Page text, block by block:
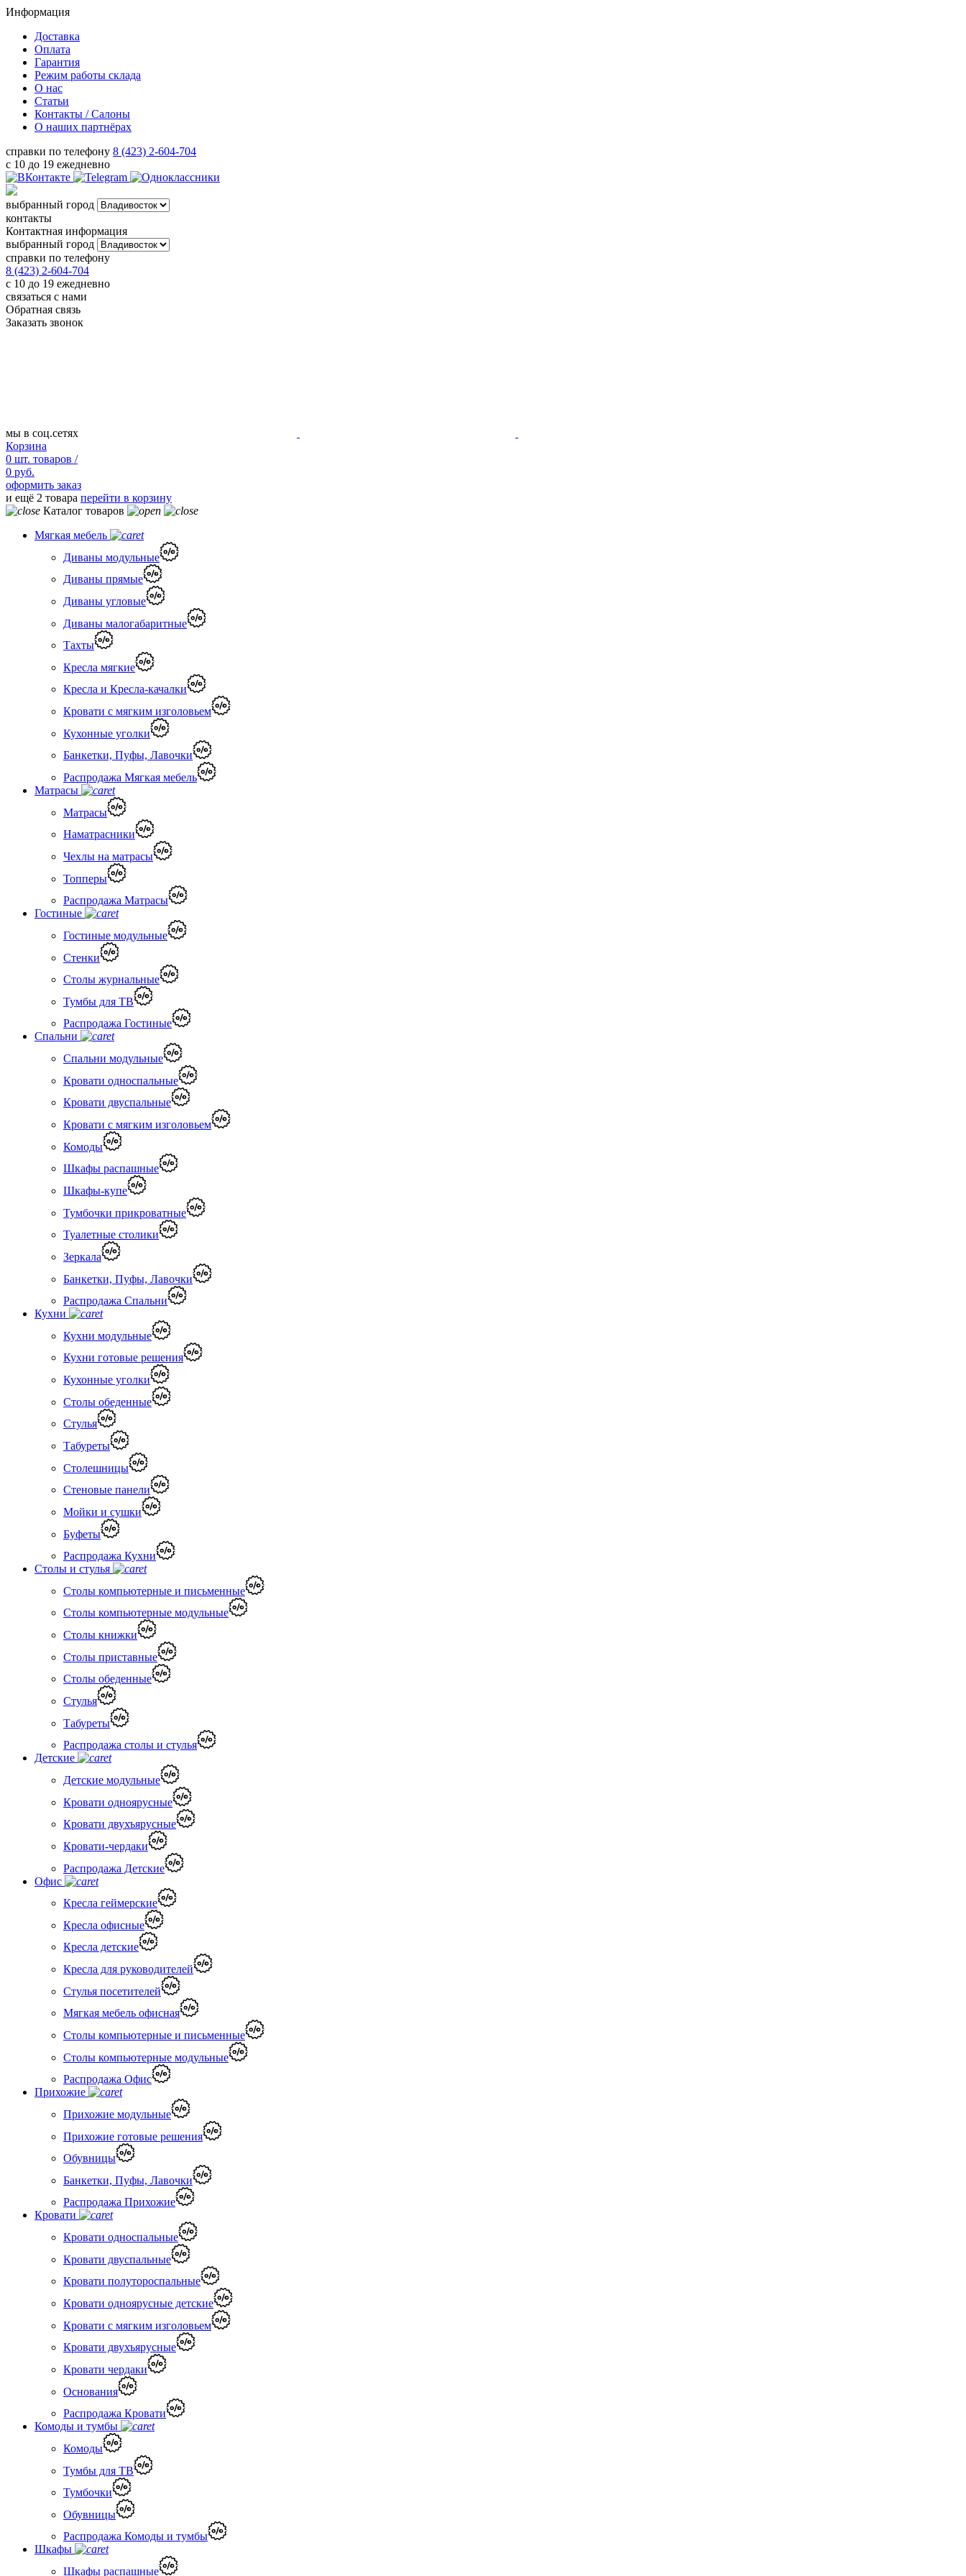
Информация
Доставка
Оплата
Гарантия
Режим работы склада
О нас
Статьи
Контакты / Салоны
О наших партнёрах
справки по телефону 8 (423) 2-604-704
с 10 до 19 ежедневно
выбранный город
контакты
Контактная информация
выбранный город
справки по телефону
8 (423) 2-604-704
с 10 до 19 ежедневно
связаться с нами
Обратная связь
Заказать звонок
мы в соц.сетях
Корзина
0 шт. товаров /
0 руб.
оформить заказ
и ещё 2 товара перейти в корзину
Каталог товаров
Мягкая мебель
Диваны модульные
Диваны прямые
Диваны угловые
Диваны малогабаритные
Тахты
Кресла мягкие
Кресла и Кресла-качалки
Кровати с мягким изголовьем
Кухонные уголки
Банкетки, Пуфы, Лавочки
Распродажа Мягкая мебель
Матрасы
Матрасы
Наматрасники
Чехлы на матрасы
Топперы
Распродажа Матрасы
Гостиные
Гостиные модульные
Стенки
Столы журнальные
Тумбы для ТВ
Распродажа Гостиные
Спальни
Спальни модульные
Кровати односпальные
Кровати двуспальные
Кровати с мягким изголовьем
Комоды
Шкафы распашные
Шкафы-купе
Тумбочки прикроватные
Туалетные столики
Зеркала
Банкетки, Пуфы, Лавочки
Распродажа Спальни
Кухни
Кухни модульные
Кухни готовые решения
Кухонные уголки
Столы обеденные
Стулья
Табуреты
Столешницы
Стеновые панели
Мойки и сушки
Буфеты
Распродажа Кухни
Столы и стулья
Столы компьютерные и письменные
Столы компьютерные модульные
Столы книжки
Столы приставные
Столы обеденные
Стулья
Табуреты
Распродажа столы и стулья
Детские
Детские модульные
Кровати одноярусные
Кровати двухъярусные
Кровати-чердаки
Распродажа Детские
Офис
Кресла геймерские
Кресла офисные
Кресла детские
Кресла для руководителей
Стулья посетителей
Мягкая мебель офисная
Столы компьютерные и письменные
Столы компьютерные модульные
Распродажа Офис
Прихожие
Прихожие модульные
Прихожие готовые решения
Обувницы
Банкетки, Пуфы, Лавочки
Распродажа Прихожие
Кровати
Кровати односпальные
Кровати двуспальные
Кровати полутороспальные
Кровати одноярусные детские
Кровати с мягким изголовьем
Кровати двухъярусные
Кровати чердаки
Основания
Распродажа Кровати
Комоды и тумбы
Комоды
Тумбы для ТВ
Тумбочки
Обувницы
Распродажа Комоды и тумбы
Шкафы
Шкафы распашные